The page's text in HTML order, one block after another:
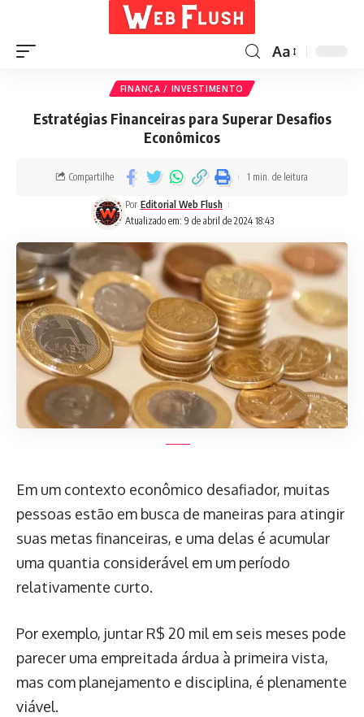
Aa
FINANÇA / INVESTIMENTO
Estratégias Financeiras para Superar Desafios
Econômicos
Atualizado em: 9 de abril de 2024 18:43
Por Editorial Web Flush
Compartilhe 1 min. de leitura
Em um contexto econômico desafiador, muitas
pessoas estão em busca de maneiras para atingir
suas metas financeiras, e uma delas é acumular
uma quantia considerável em um período
relativamente curto.
Por exemplo, juntar R$ 20 mil em seis meses pode
parecer uma empreitada árdua à primeira vista,
mas com planejamento e disciplina, é plenamente
viável.